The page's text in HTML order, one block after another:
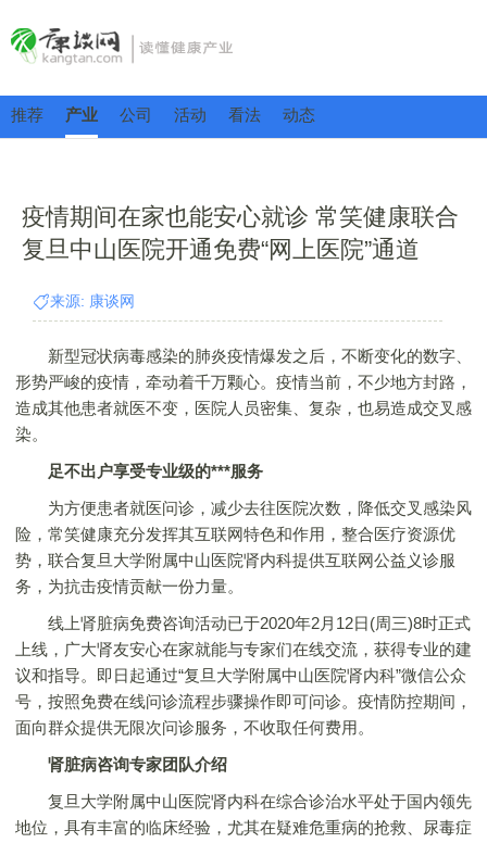
推荐 产业 公司 活动 看法 动态
疫情期间在家也能安心就诊 常笑健康联合
复旦中山医院开通免费“网上医院”通道
来源: 康谈网
新型冠状病毒感染的肺炎疫情爆发之后，不断变化的数字、
形势严峻的疫情，牵动着千万颗心。疫情当前，不少地方封路，
造成其他患者就医不变，医院人员密集、复杂，也易造成交叉感
染。
足不出户享受专业级的***服务
为方便患者就医问诊，减少去往医院次数，降低交叉感染风
险，常笑健康充分发挥其互联网特色和作用，整合医疗资源优
势，联合复旦大学附属中山医院肾内科提供互联网公益义诊服
务，为抗击疫情贡献一份力量。
线上肾脏病免费咨询活动已于2020年2月12日(周三)8时正式
上线，广大肾友安心在家就能与专家们在线交流，获得专业的建
议和指导。即日起通过“复旦大学附属中山医院肾内科”微信公众
号，按照免费在线问诊流程步骤操作即可问诊。疫情防控期间，
面向群众提供无限次问诊服务，不收取任何费用。
肾脏病咨询专家团队介绍
复旦大学附属中山医院肾内科在综合诊治水平处于国内领先
地位，具有丰富的临床经验，尤其在疑难危重病的抢救、尿毒症